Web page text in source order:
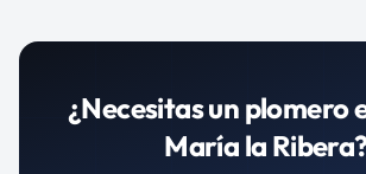
¿Necesitas un plomero
María la Ribera